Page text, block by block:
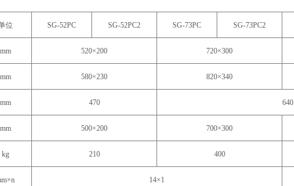
位 SG-52PC SG-52PC2 SG-73PC SG-73PC2
mm 520×200 720×300
mm 580×230 820×340
mm 470 640
mm 500×200 700×300
kg 210 400
14×1